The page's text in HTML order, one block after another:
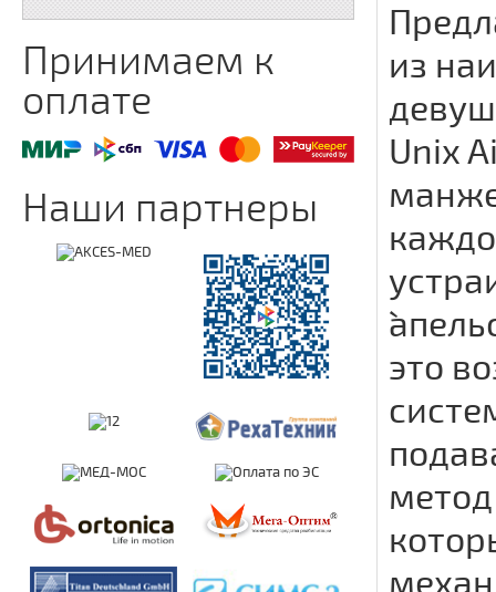
Принимаем к
оплате
Наши партнеры
из
Unix
это